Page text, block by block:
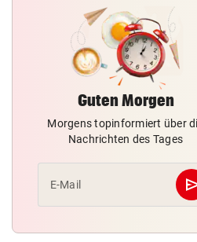
Guten Morgen
Morgens topinformiert über
Nachrichten des Tages
E-Mail